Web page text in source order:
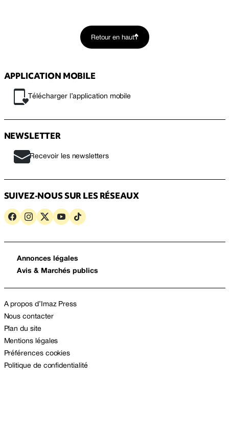
Retour en haut
APPLICATION MOBILE
Télécharger l’application mobile
NEWSLETTER
Recevoir les newsletters
SUIVEZ-NOUS SUR LES RÉSEAUX
Annonces légales
Avis & Marchés publics
A propos d’Imaz Press
Nous contacter
Plan du site
Mentions légales
Préférences cookies
Politique de confidentialité